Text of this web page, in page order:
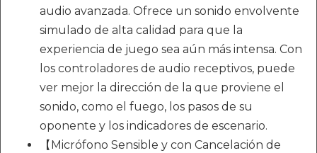
audio avanzada. Ofrece un sonido envolvente
simulado de alta calidad para que la
experiencia de juego sea aún más intensa. Con
los controladores de audio receptivos, puede
ver mejor la dirección de la que proviene el
sonido, como el fuego, los pasos de su
oponente y los indicadores de escenario.
【Micrófono Sensible y con Cancelación de